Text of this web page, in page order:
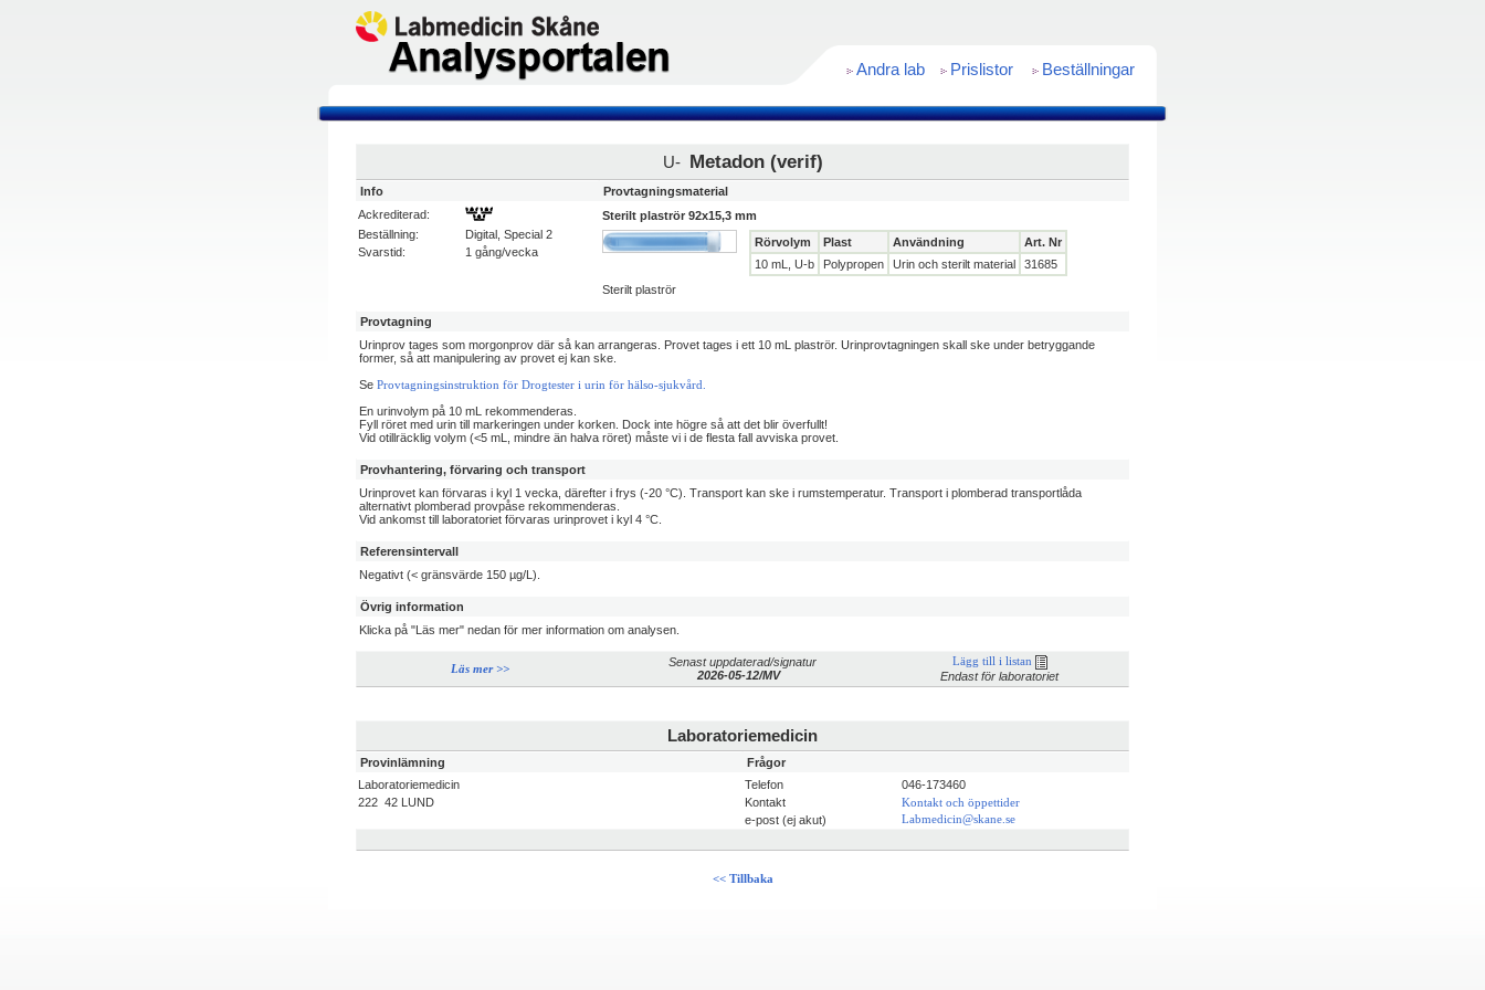
Andra lab Prislistor Beställningar
U- Metadon (verif)
Info
Ackrediterad:
Beställning:
Digital, Special 2
Svarstid:
1 gång/vecka
Provtagningsmaterial
Sterilt plaströr 92x15,3 mm
Rörvolym
Plast Användning
Art. Nr
10 mL, U-b
Polypropen Urin och sterilt material
31685
Sterilt plaströr
Provtagning
Urinprov tages som morgonprov där så kan arrangeras. Provet tages i ett 10 mL plaströr. Urinprovtagningen skall ske under betryggande
former, så att manipulering av provet ej kan ske.
Se Provtagningsinstruktion för Drogtester i urin för hälso-sjukvård.
En urinvolym på 10 mL rekommenderas.
Fyll röret med urin till markeringen under korken. Dock inte högre så att det blir överfullt!
Vid otillräcklig volym (<5 mL, mindre än halva röret) måste vi i de flesta fall avviska provet.
Provhantering, förvaring och transport
Urinprovet kan förvaras i kyl 1 vecka, därefter i frys (-20 °C). Transport kan ske i rumstemperatur. Transport i plomberad transportlåda
alternativt plomberad provpåse rekommenderas.
Vid ankomst till laboratoriet förvaras urinprovet i kyl 4 °C.
Referensintervall
Negativt (< gränsvärde 150 µg/L).
Övrig information
Klicka på "Läs mer" nedan för mer information om analysen.
Läs mer >>
Senast uppdaterad/signatur
2026-05-12/MV
Lägg till i listan
Endast för laboratoriet
Laboratoriemedicin
Provinlämning
Laboratoriemedicin
222 42 LUND
Frågor
Telefon
046-173460
Kontakt
Kontakt och öppettider
e-post (ej akut) Labmedicin@skane.se
<< Tillbaka